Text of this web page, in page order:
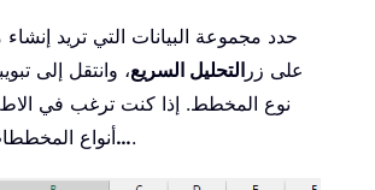
حدد مجموعة البيانات التي تريد
على زر التحليل السريع، وانتقل إلى تبويب
نوع المخطط. إذا كنت ترغب في
أنواعالمزيد….